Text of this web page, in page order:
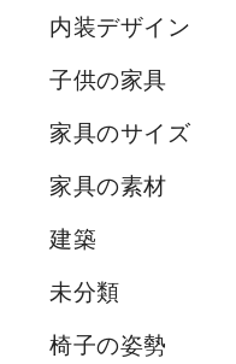
内装デザイン
子供の家具
家具のサイズ
家具の素材
建築
未分類
椅子の姿勢